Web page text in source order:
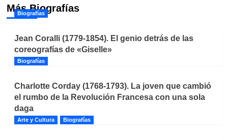
Más Biografías
Biografías
Jean Coralli (1779-1854). El genio detrás de las
coreografías de «Giselle»
Biografías
Charlotte Corday (1768-1793). La joven que cambió
el rumbo de la Revolución Francesa con una sola
daga
Arte y Cultura Biografías